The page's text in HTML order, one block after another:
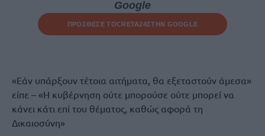
Google
ΠΡΟΣΘΕΣΕ ΤΟCRETA24ΣΤΗΝ GOOGLE
«Εάν υπάρξουν τέτοια αιτήματα, θα εξεταστούν άμεσα»
είπε – «Η κυβέρνηση ούτε μπορούσε ούτε μπορεί να
κάνει κάτι επί του θέματος, καθώς αφορά τη
Δικαιοσύνη»